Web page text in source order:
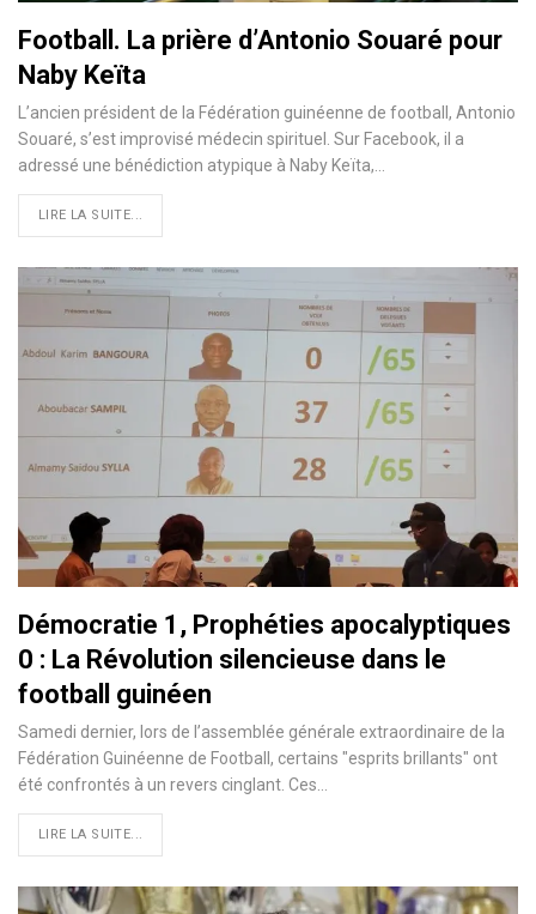
Football. La prière d’Antonio Souaré pour
Naby Keïta
L’ancien président de la Fédération guinéenne de football, Antonio
Souaré, s’est improvisé médecin spirituel. Sur Facebook, il a
adressé une bénédiction atypique à Naby Keïta,…
LIRE LA SUITE...
Démocratie 1, Prophéties apocalyptiques
0 : La Révolution silencieuse dans le
football guinéen
Samedi dernier, lors de l’assemblée générale extraordinaire de la
Fédération Guinéenne de Football, certains "esprits brillants" ont
été confrontés à un revers cinglant. Ces…
LIRE LA SUITE...